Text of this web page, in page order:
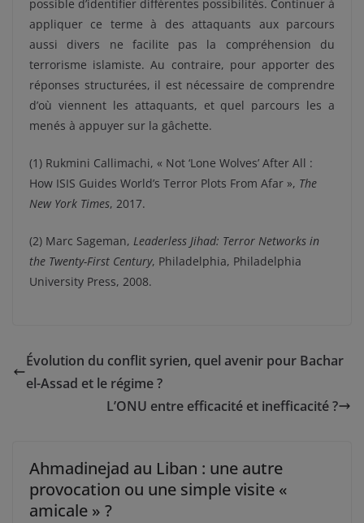
possible d’identifier différentes possibilités. Continuer à
appliquer ce terme à des attaquants aux parcours
aussi divers ne facilite pas la compréhension du
terrorisme islamiste. Au contraire, pour apporter des
réponses structurées, il est nécessaire de comprendre
d’où viennent les attaquants, et quel parcours les a
menés à appuyer sur la gâchette.
(1) Rukmini Callimachi, « Not ‘Lone Wolves’ After All :
How ISIS Guides World’s Terror Plots From Afar », The
New York Times, 2017.
(2) Marc Sageman, Leaderless Jihad: Terror Networks in
the Twenty-First Century, Philadelphia, Philadelphia
University Press, 2008.
Évolution du conflit syrien, quel avenir pour Bachar
el-Assad et le régime ?
L’ONU entre efficacité et inefficacité ?
Ahmadinejad au Liban : une autre
provocation ou une simple visite «
amicale » ?